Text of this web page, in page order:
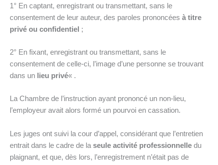
1° En captant, enregistrant ou transmettant, sans le
consentement de leur auteur, des paroles prononcées à titre
privé ou confidentiel ;
2° En fixant, enregistrant ou transmettant, sans le
consentement de celle-ci, l’image d’une personne se trouvant
dans un lieu privé« .
La Chambre de l’instruction ayant prononcé un non-lieu,
l’employeur avait alors formé un pourvoi en cassation.
Les juges ont suivi la cour d’appel, considérant que l’entretien
entrait dans le cadre de la seule activité professionnelle du
plaignant, et que, dès lors, l’enregistrement n’était pas de